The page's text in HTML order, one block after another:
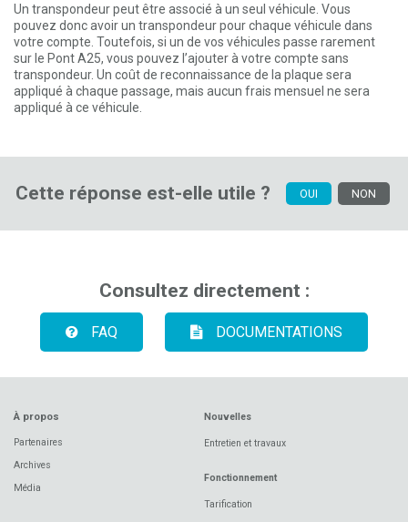
Un transpondeur peut être associé à un seul véhicule. Vous
pouvez donc avoir un transpondeur pour chaque véhicule dans
votre compte. Toutefois, si un de vos véhicules passe rarement
sur le Pont A25, vous pouvez l’ajouter à votre compte sans
transpondeur. Un coût de reconnaissance de la plaque sera
appliqué à chaque passage, mais aucun frais mensuel ne sera
appliqué à ce véhicule.
Cette réponse est-elle utile ? OUI NON
Consultez directement :
FAQ DOCUMENTATIONS
À propos
Partenaires
Archives
Média
Nouvelles
Entretien et travaux
Fonctionnement
Tarification